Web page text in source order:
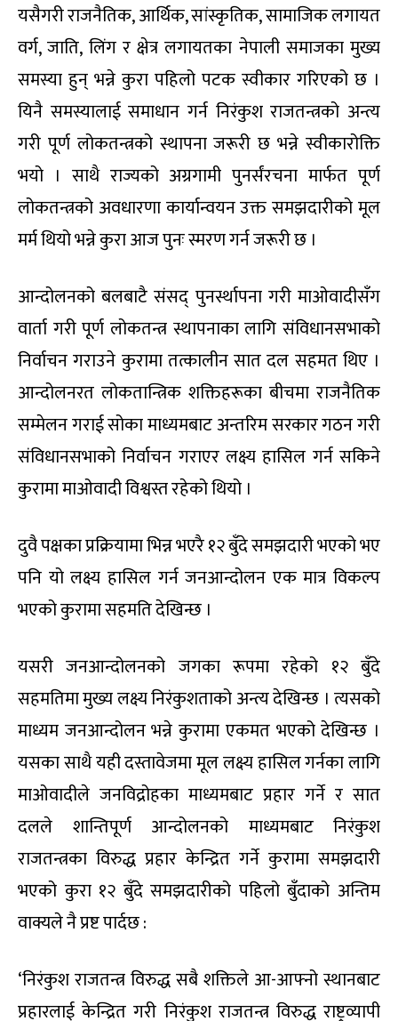
यसैगरी राजनैतिक, आर्थिक, सांस्कृतिक, सामाजिक लगायत
वर्ग, जाति, लिंग र क्षेत्र लगायतका नेपाली समाजका मुख्य
समस्या हुन् भन्ने कुरा पहिलो पटक स्वीकार गरिएको छ ।
यिनै समस्यालाई समाधान गर्न निरंकुश राजतन्त्रको अन्त्य
गरी पूर्ण लोकतन्त्रको स्थापना जरूरी छ भन्ने स्वीकारोक्ति
भयो । साथै राज्यको अग्रगामी पुनर्संरचना मार्फत पूर्ण
लोकतन्त्रको अवधारणा कार्यान्वयन उक्त समझदारीको मूल
मर्म थियो भन्ने कुरा आज पुनः स्मरण गर्न जरूरी छ ।
आन्दोलनको बलबाटै संसद् पुनर्स्थापना गरी माओवादीसँग
वार्ता गरी पूर्ण लोकतन्त्र स्थापनाका लागि संविधानसभाको
निर्वाचन गराउने कुरामा तत्कालीन सात दल सहमत थिए ।
आन्दोलनरत लोकतान्त्रिक शक्तिहरूका बीचमा राजनैतिक
सम्मेलन गराई सोका माध्यमबाट अन्तरिम सरकार गठन गरी
संविधानसभाको निर्वाचन गराएर लक्ष्य हासिल गर्न सकिने
कुरामा माओवादी विश्वस्त रहेको थियो ।
दुवै पक्षका प्रक्रियामा भिन्न भएरै १२ बुँदे समझदारी भएको भए
पनि यो लक्ष्य हासिल गर्न जनआन्दोलन एक मात्र विकल्प
भएको कुरामा सहमति देखिन्छ ।
यसरी जनआन्दोलनको जगका रूपमा रहेको १२ बुँदे
सहमतिमा मुख्य लक्ष्य निरंकुशताको अन्त्य देखिन्छ । त्यसको
माध्यम जनआन्दोलन भन्ने कुरामा एकमत भएको देखिन्छ ।
यसका साथै यही दस्तावेजमा मूल लक्ष्य हासिल गर्नका लागि
माओवादीले जनविद्रोहका माध्यमबाट प्रहार गर्ने र सात
दलले शान्तिपूर्ण आन्दोलनको माध्यमबाट निरंकुश
राजतन्त्रका विरुद्ध प्रहार केन्द्रित गर्ने कुरामा समझदारी
भएको कुरा १२ बुँदे समझदारीको पहिलो बुँदाको अन्तिम
वाक्यले नै प्रष्ट पार्दछ :
‘निरंकुश राजतन्त्र विरुद्ध सबै शक्तिले आ-आफ्नो स्थानबाट
प्रहारलाई केन्द्रित गरी निरंकुश राजतन्त्र विरुद्ध राष्ट्रव्यापी